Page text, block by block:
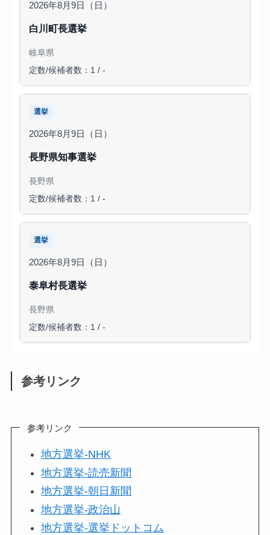
2026年8月9日（日）
白川町長選挙
岐阜県
定数/候補者数：1 / -
選挙
2026年8月9日（日）
長野県知事選挙
長野県
定数/候補者数：1 / -
選挙
2026年8月9日（日）
泰阜村長選挙
長野県
定数/候補者数：1 / -
参考リンク
参考リンク
地方選挙-NHK
地方選挙-読売新聞
地方選挙-朝日新聞
地方選挙-政治山
地方選挙-選挙ドットコム